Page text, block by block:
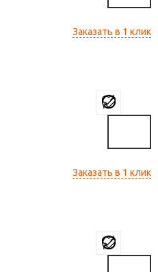
Заказать в 1 клик
Заказать в 1 клик